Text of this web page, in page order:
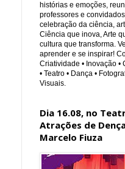
histórias e emoções,
professores e
celebração da ciência,
Ciência que inova, Arte
cultura que transforma.
aprender e se inspirar!
Criatividade • Inovação •
• Teatro • Dança •
Visuais.
Dia 16.08, no
Atrações de
Marcelo Fiuza